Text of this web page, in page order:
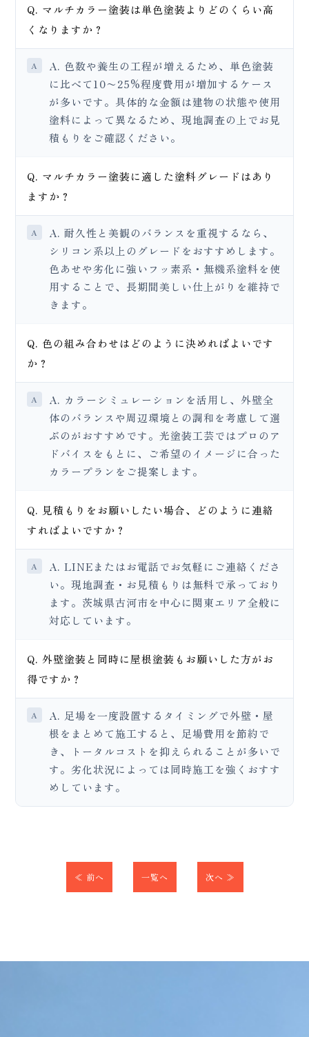
Q. マルチカラー塗装は単色塗装よりどのくらい高
くなりますか？
A. 色数や養生の工程が増えるため、単色塗装
に比べて10〜25%程度費用が増加するケース
が多いです。具体的な金額は建物の状態や使用
塗料によって異なるため、現地調査の上でお見
積もりをご確認ください。
Q. マルチカラー塗装に適した塗料グレードはあり
ますか？
A. 耐久性と美観のバランスを重視するなら、
シリコン系以上のグレードをおすすめします。
色あせや劣化に強いフッ素系・無機系塗料を使
用することで、長期間美しい仕上がりを維持で
きます。
Q. 色の組み合わせはどのように決めればよいです
か？
A. カラーシミュレーションを活用し、外壁全
体のバランスや周辺環境との調和を考慮して選
ぶのがおすすめです。光塗装工芸ではプロのア
ドバイスをもとに、ご希望のイメージに合った
カラープランをご提案します。
Q. 見積もりをお願いしたい場合、どのように連絡
すればよいですか？
A. LINEまたはお電話でお気軽にご連絡くださ
い。現地調査・お見積もりは無料で承っており
ます。茨城県古河市を中心に関東エリア全般に
対応しています。
Q. 外壁塗装と同時に屋根塗装もお願いした方がお
得ですか？
A. 足場を一度設置するタイミングで外壁・屋
根をまとめて施工すると、足場費用を節約で
き、トータルコストを抑えられることが多いで
す。劣化状況によっては同時施工を強くおすす
めしています。
≪ 前へ 一覧へ 次へ ≫